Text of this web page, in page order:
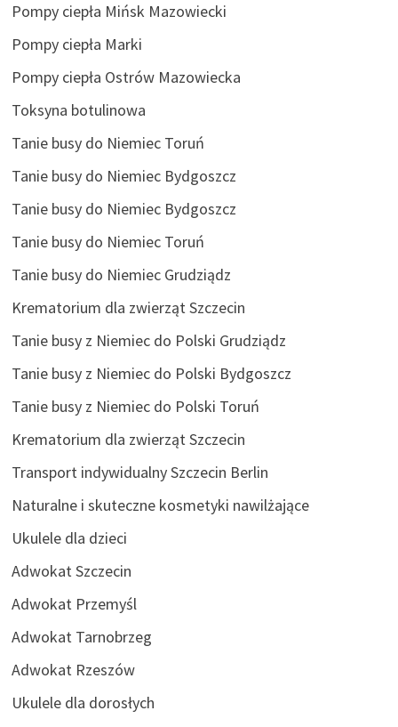
Pompy ciepła Mińsk Mazowiecki
Pompy ciepła Marki
Pompy ciepła Ostrów Mazowiecka
Toksyna botulinowa
Tanie busy do Niemiec Toruń
Tanie busy do Niemiec Bydgoszcz
Tanie busy do Niemiec Bydgoszcz
Tanie busy do Niemiec Toruń
Tanie busy do Niemiec Grudziądz
Krematorium dla zwierząt Szczecin
Tanie busy z Niemiec do Polski Grudziądz
Tanie busy z Niemiec do Polski Bydgoszcz
Tanie busy z Niemiec do Polski Toruń
Krematorium dla zwierząt Szczecin
Transport indywidualny Szczecin Berlin
Naturalne i skuteczne kosmetyki nawilżające
Ukulele dla dzieci
Adwokat Szczecin
Adwokat Przemyśl
Adwokat Tarnobrzeg
Adwokat Rzeszów
Ukulele dla dorosłych